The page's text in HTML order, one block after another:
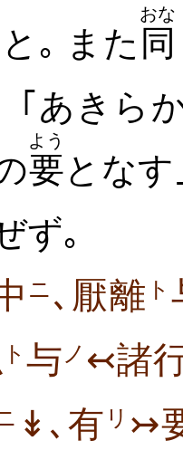
｡ また 同
おな
｢あきら
要
よう
とな
ず｡
ニ ､厭離 ト
ト 与 ノ ↢諸
↡､有 リ ↣